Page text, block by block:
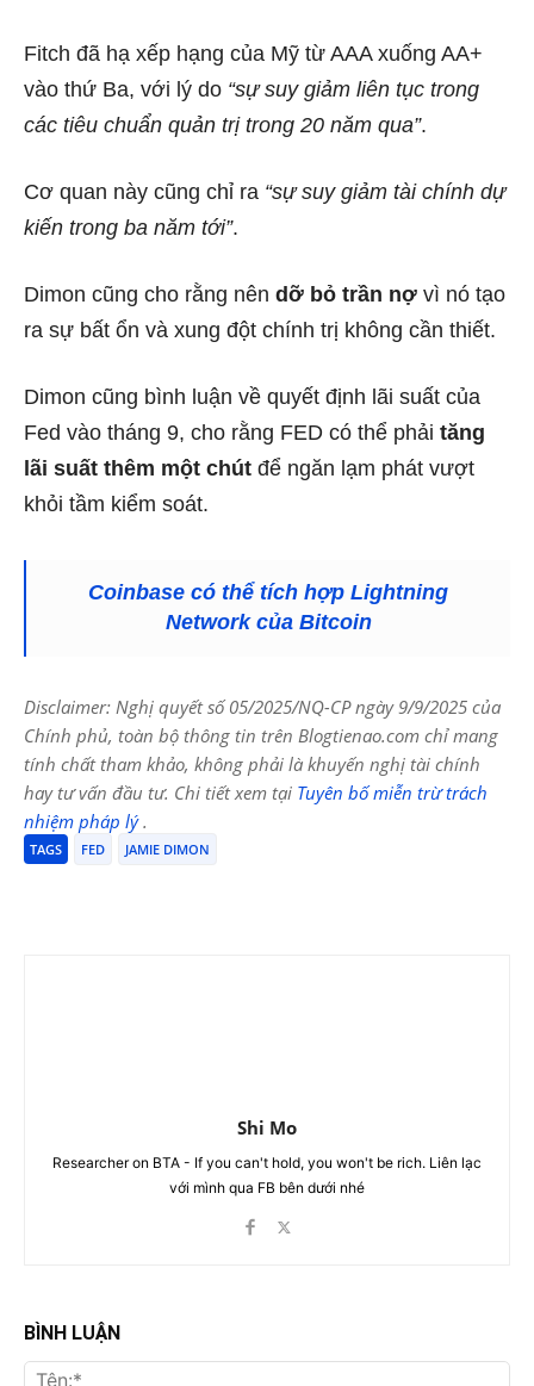
Fitch đã hạ xếp hạng của Mỹ từ AAA xuống AA+
vào thứ Ba, với lý do “sự suy giảm liên tục trong
các tiêu chuẩn quản trị trong 20 năm qua”.
Cơ quan này cũng chỉ ra “sự suy giảm tài chính dự
kiến ​​trong ba năm tới”.
Dimon cũng cho rằng nên dỡ bỏ trần nợ vì nó tạo
ra sự bất ổn và xung đột chính trị không cần thiết.
Dimon cũng bình luận về quyết định lãi suất của
Fed vào tháng 9, cho rằng FED có thể phải tăng
lãi suất thêm một chút để ngăn lạm phát vượt
khỏi tầm kiểm soát.
Coinbase có thể tích hợp Lightning
Network của Bitcoin
Disclaimer: Nghị quyết số 05/2025/NQ-CP ngày 9/9/2025 của
Chính phủ, toàn bộ thông tin trên Blogtienao.com chỉ mang
tính chất tham khảo, không phải là khuyến nghị tài chính
hay tư vấn đầu tư. Chi tiết xem tại Tuyên bố miễn trừ trách
nhiệm pháp lý.
TAGS FED JAMIE DIMON
Shi Mo
Researcher on BTA - If you can't hold, you won't be rich. Liên lạc
với mình qua FB bên dưới nhé
BÌNH LUẬN